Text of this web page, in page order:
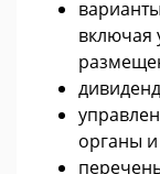
включая
органы